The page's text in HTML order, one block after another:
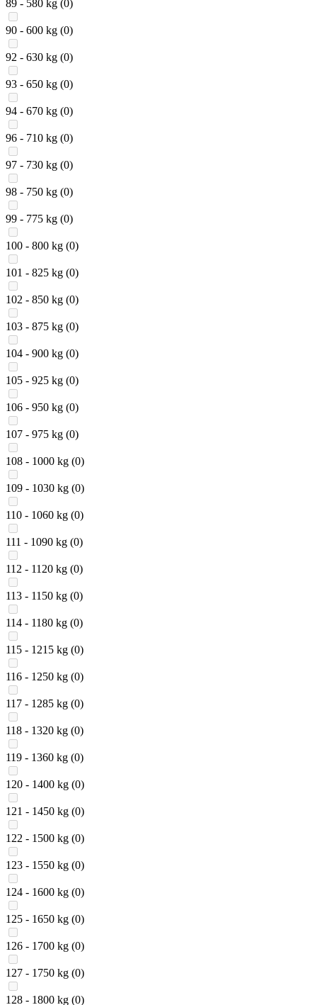
89 - 580 kg (0)
90 - 600 kg (0)
92 - 630 kg (0)
93 - 650 kg (0)
94 - 670 kg (0)
96 - 710 kg (0)
97 - 730 kg (0)
98 - 750 kg (0)
99 - 775 kg (0)
100 - 800 kg (0)
101 - 825 kg (0)
102 - 850 kg (0)
103 - 875 kg (0)
104 - 900 kg (0)
105 - 925 kg (0)
106 - 950 kg (0)
107 - 975 kg (0)
108 - 1000 kg (0)
109 - 1030 kg (0)
110 - 1060 kg (0)
111 - 1090 kg (0)
112 - 1120 kg (0)
113 - 1150 kg (0)
114 - 1180 kg (0)
115 - 1215 kg (0)
116 - 1250 kg (0)
117 - 1285 kg (0)
118 - 1320 kg (0)
119 - 1360 kg (0)
120 - 1400 kg (0)
121 - 1450 kg (0)
122 - 1500 kg (0)
123 - 1550 kg (0)
124 - 1600 kg (0)
125 - 1650 kg (0)
126 - 1700 kg (0)
127 - 1750 kg (0)
128 - 1800 kg (0)